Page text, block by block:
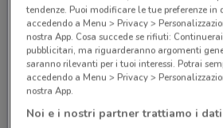
tendenze. Puoi modificare le tue preferenze
accedendo a Menu > Privacy >
nostra App. Cosa succede se rifiuti:
pubblicitari, ma riguarderanno argomenti
saranno rilevanti per i tuoi interessi. Potrai
accedendo a Menu > Privacy >
nostra App.
Noi e i nostri partner trattiamo i